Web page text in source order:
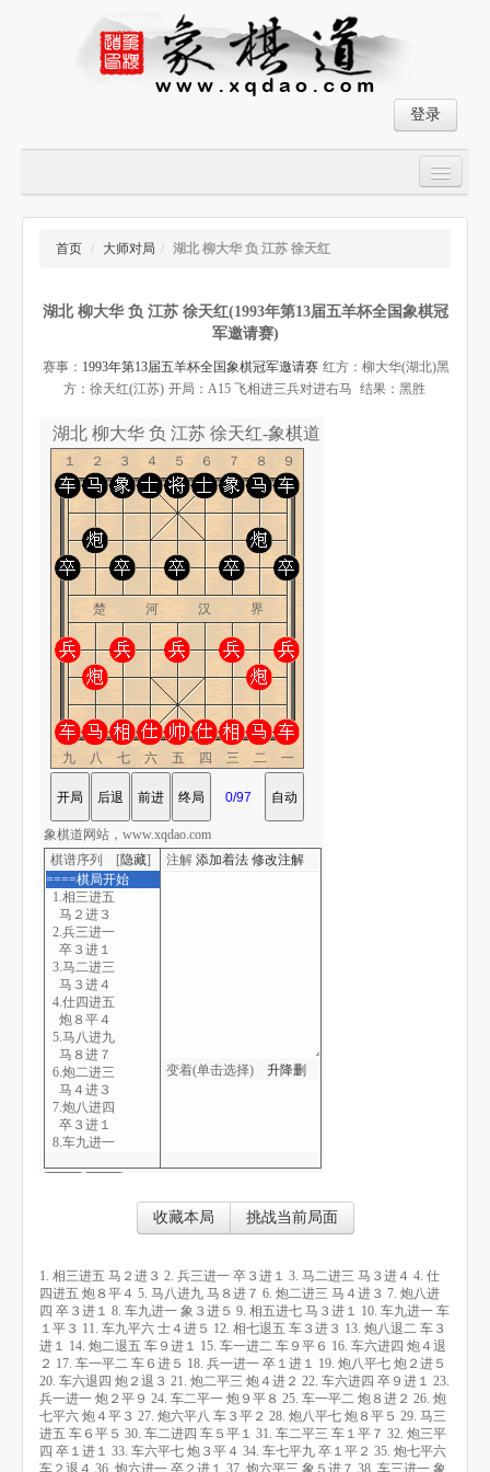
登录
大师对局
象棋棋谱
残局破解
首页 / 大师对局 / 湖北 柳大华 负 江苏 徐天红
湖北 柳大华 负 江苏 徐天红(1993年第13届五羊杯全国象棋冠
军邀请赛)
赛事： 1993年第13届五羊杯全国象棋冠军邀请赛 红方：柳大华(湖北)黑
方：徐天红(江苏) 开局：A15 飞相进三兵对进右马 结果：黑胜
湖北 柳大华 负 江苏 徐天红-象棋道
１２３４５６７８９
楚 河 汉 界
九八七六五四三二一
棋谱序列 [隐藏]
====棋局开始
1.相三进五
马２进３
2.兵三进一
卒３进１
3.马二进三
马３进４
4.仕四进五
炮８平４
5.马八进九
马８进７
6.炮二进三
马４进３
7.炮八进四
卒３进１
8.车九进一
9.相五进七
12.相七退五
车３进３
13.炮八退二
车３进１
14.炮二退五
车９进１
15.车一进二
车９平６
16.车六进四
炮４退２
17.车一平二
注解 添加着法 修改注解
变着(单击选择) 升降删
象棋道网站，www.xqdao.com
收藏本局 挑战当前局面
1. 相三进五 马２进３ 2. 兵三进一 卒３进１ 3. 马二进三 马３进４ 4. 仕
四进五 炮８平４ 5. 马八进九 马８进７ 6. 炮二进三 马４进３ 7. 炮八进
四 卒３进１ 8. 车九进一 象３进５ 9. 相五进七 马３进１ 10. 车九进一 车
１平３ 11. 车九平六 士４进５ 12. 相七退五 车３进３ 13. 炮八退二 车３
进１ 14. 炮二退五 车９进１ 15. 车一进二 车９平６ 16. 车六进四 炮４退
２ 17. 车一平二 车６进５ 18. 兵一进一 卒１进１ 19. 炮八平七 炮２进５
20. 车六退四 炮２退３ 21. 炮二平三 炮４进２ 22. 车六进四 卒９进１ 23.
兵一进一 炮２平９ 24. 车二平一 炮９平８ 25. 车一平二 炮８进２ 26. 炮
七平六 炮４平３ 27. 炮六平八 车３平２ 28. 炮八平七 炮８平５ 29. 马三
进五 车６平５ 30. 车二进四 车５平１ 31. 车二平三 车１平７ 32. 炮三平
四 卒１进１ 33. 车六平七 炮３平４ 34. 车七平九 卒１平２ 35. 炮七平六
车２退４ 36. 炮六进一 卒２进１ 37. 炮六平三 象５进７ 38. 车三进一 象